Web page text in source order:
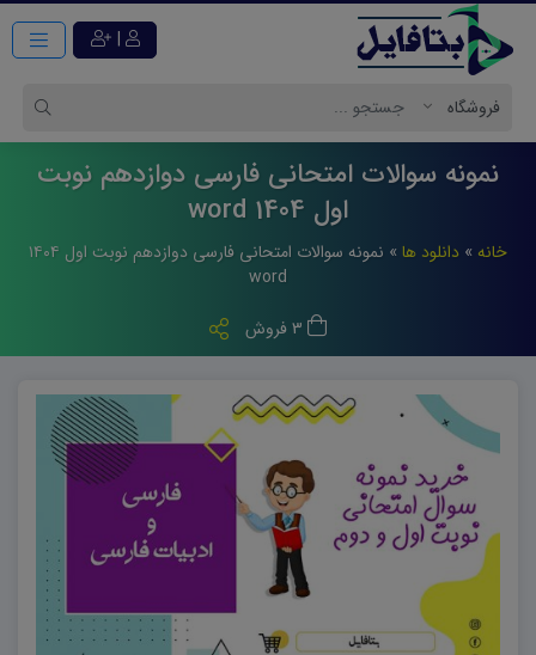
|
نمونه سوالات امتحانی فارسی دوازدهم نوبت
اول 1404 word
خانه » دانلود ها »
نمونه سوالات امتحانی فارسی دوازدهم نوبت اول ۱۴۰۴
word